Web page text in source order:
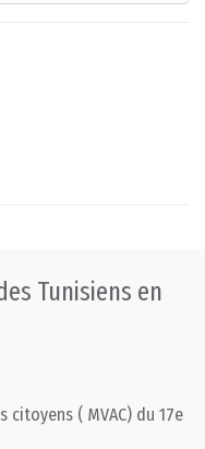
Tunisiens en
( MVAC) du 17e